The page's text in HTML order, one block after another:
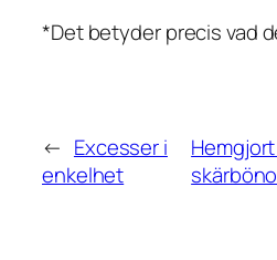
*Det betyder precis vad
← Excesser i
enkelhet